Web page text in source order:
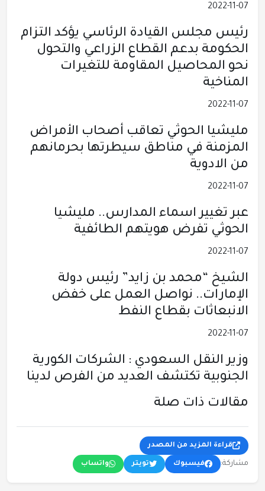
2022-11-07
رئيس مجلس القيادة الرئاسي يؤكد التزام
الحكومة بدعم القطاع الزراعي والتحول
نحو المحاصيل المقاومة للتغيرات
المناخية
2022-11-07
مليشيا الحوثي تعاقب أصحاب الأمراض
المزمنة في مناطق سيطرتها بحرمانهم
من الادوية
2022-11-07
عبر تغيير اسماء المدارس.. مليشيا
الحوثي تفرض هويتهم الطائفية
2022-11-07
الشيخ “محمد بن زايد” رئيس دولة
الإمارات.. نواصل العمل على خفض
الانبعاثات بقطاع النفط
2022-11-07
وزير النقل السعودي : الشركات الكورية
الجنوبية تكتشف العديد من الفرص لدينا
مقالات ذات صلة
قراءة المزيد من المصدر
مشاركة: فيسبوك تويتر واتساب